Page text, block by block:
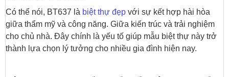
Có thể nói, BT637 là biệt thự đẹp với sự kết hợp hài hòa
giữa thẩm mỹ và công năng. Giữa kiến trúc và trải nghiệm
cho chủ nhà. Đây chính là yếu tố giúp mẫu biệt thự này trở
thành lựa chọn lý tưởng cho nhiều gia đình hiện nay.